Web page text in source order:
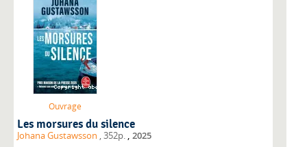
Ouvrage
Les morsures du silence
Johana Gustawsson , 352p. 2025